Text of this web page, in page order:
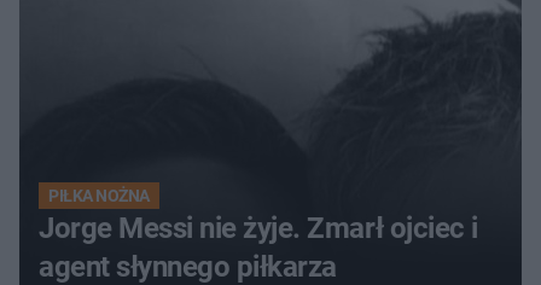
PIŁKA NOŻNA
Jorge Messi nie żyje. Zmarł ojciec i
agent słynnego piłkarza